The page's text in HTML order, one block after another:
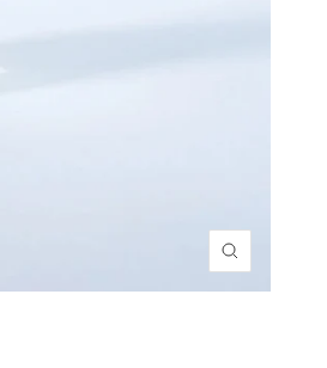
ズ
ー